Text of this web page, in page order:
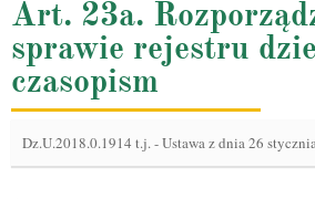
Art. 23a.
sprawie rejestru
czasopism
Dz.U.2018.0.1914 t.j.-Ustawa z dnia 26